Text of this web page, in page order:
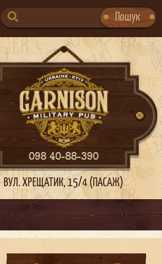
SEARCH
FOR:
Пошук
098 40-88-390
ВУЛ. ХРЕЩАТИК, 15/4 (ПАСАЖ)